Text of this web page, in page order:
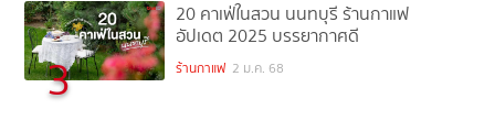
3
20 คาเฟ่ในสวน นนทบุรี ร้านกาแฟ
อัปเดต 2025 บรรยากาศดี
ร้านกาแฟ 2 ม.ค. 68